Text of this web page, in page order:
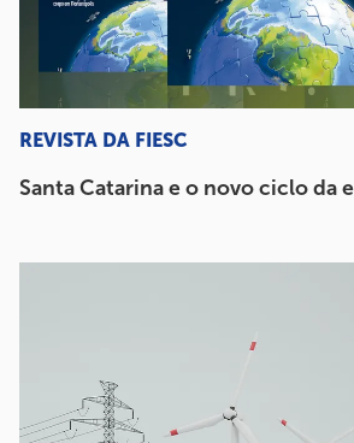
REVISTA DA FIESC
Santa Catarina e o novo ciclo da